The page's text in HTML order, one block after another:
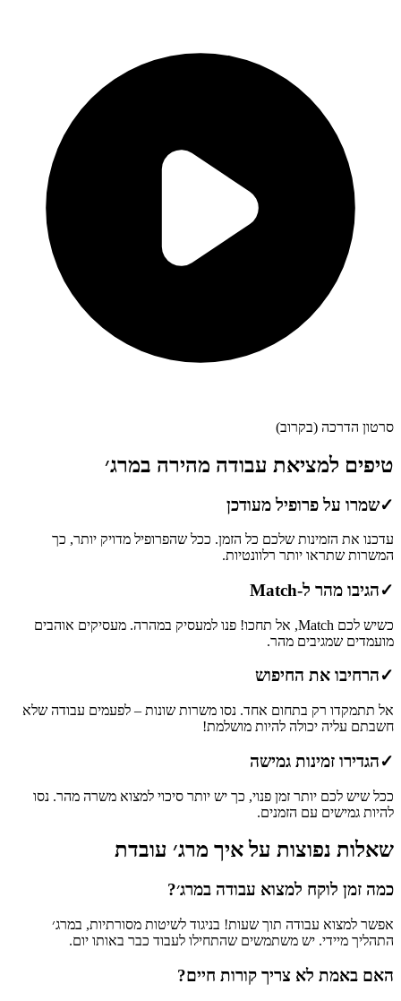
סרטון הדרכה (בקרוב)
טיפים למציאת עבודה מהירה במרג׳
✓שמרו על פרופיל מעודכן
עדכנו את הזמינות שלכם כל הזמן. ככל שהפרופיל מדויק יותר, כך
המשרות שתראו יותר רלוונטיות.
✓הגיבו מהר ל-Match
כשיש לכם Match, אל תחכו! פנו למעסיק במהרה. מעסיקים אוהבים
מועמדים שמגיבים מהר.
✓הרחיבו את החיפוש
אל תתמקדו רק בתחום אחד. נסו משרות שונות – לפעמים עבודה שלא
חשבתם עליה יכולה להיות מושלמת!
✓הגדירו זמינות גמישה
ככל שיש לכם יותר זמן פנוי, כך יש יותר סיכוי למצוא משרה מהר. נסו
להיות גמישים עם הזמנים.
שאלות נפוצות על איך מרג׳ עובדת
כמה זמן לוקח למצוא עבודה במרג׳?
אפשר למצוא עבודה תוך שעות! בניגוד לשיטות מסורתיות, במרג׳
התהליך מיידי. יש משתמשים שהתחילו לעבוד כבר באותו יום.
האם באמת לא צריך קורות חיים?